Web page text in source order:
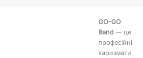
GO-GO
Band — це
професійні
харизмати